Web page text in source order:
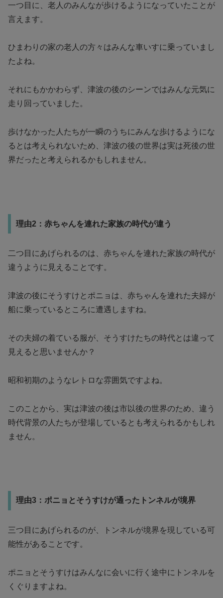
一つ目に、老人のみんなが歩けるようになっていたことが
言えます。
ひまわりの家の老人の方々はみんな車いすに乗っていまし
たよね。
それにもかかわらず、津波の後のシーンではみんな元気に
走り回っていました。
歩けなかった人たちが一瞬のうちにみんな歩けるようにな
るとは考えられないため、津波の後の世界は実は死後の世
界だったと考えられるかもしれません。
理由2：赤ちゃんを連れた家族の時代が違う
二つ目にあげられるのは、赤ちゃんを連れた家族の時代が
違うように見えることです。
津波の後にそうすけとポニョは、赤ちゃんを連れた夫婦が
船に乗っているところに遭遇しますね。
その夫婦の着ている服が、そうすけたちの時代とは違って
見えると思いませんか？
昭和初期のようなレトロな雰囲気ですよね。
このことから、実は津波の後は市以後の世界のため、違う
時代背景の人たちが登場しているとも考えられるかもしれ
ません。
理由3：ポニョとそうすけが通ったトンネルが境界
三つ目にあげられるのが、トンネルが境界を現している可
能性があることです。
ポニョとそうすけはみんなに会いに行く途中にトンネルを
くぐりますよね。